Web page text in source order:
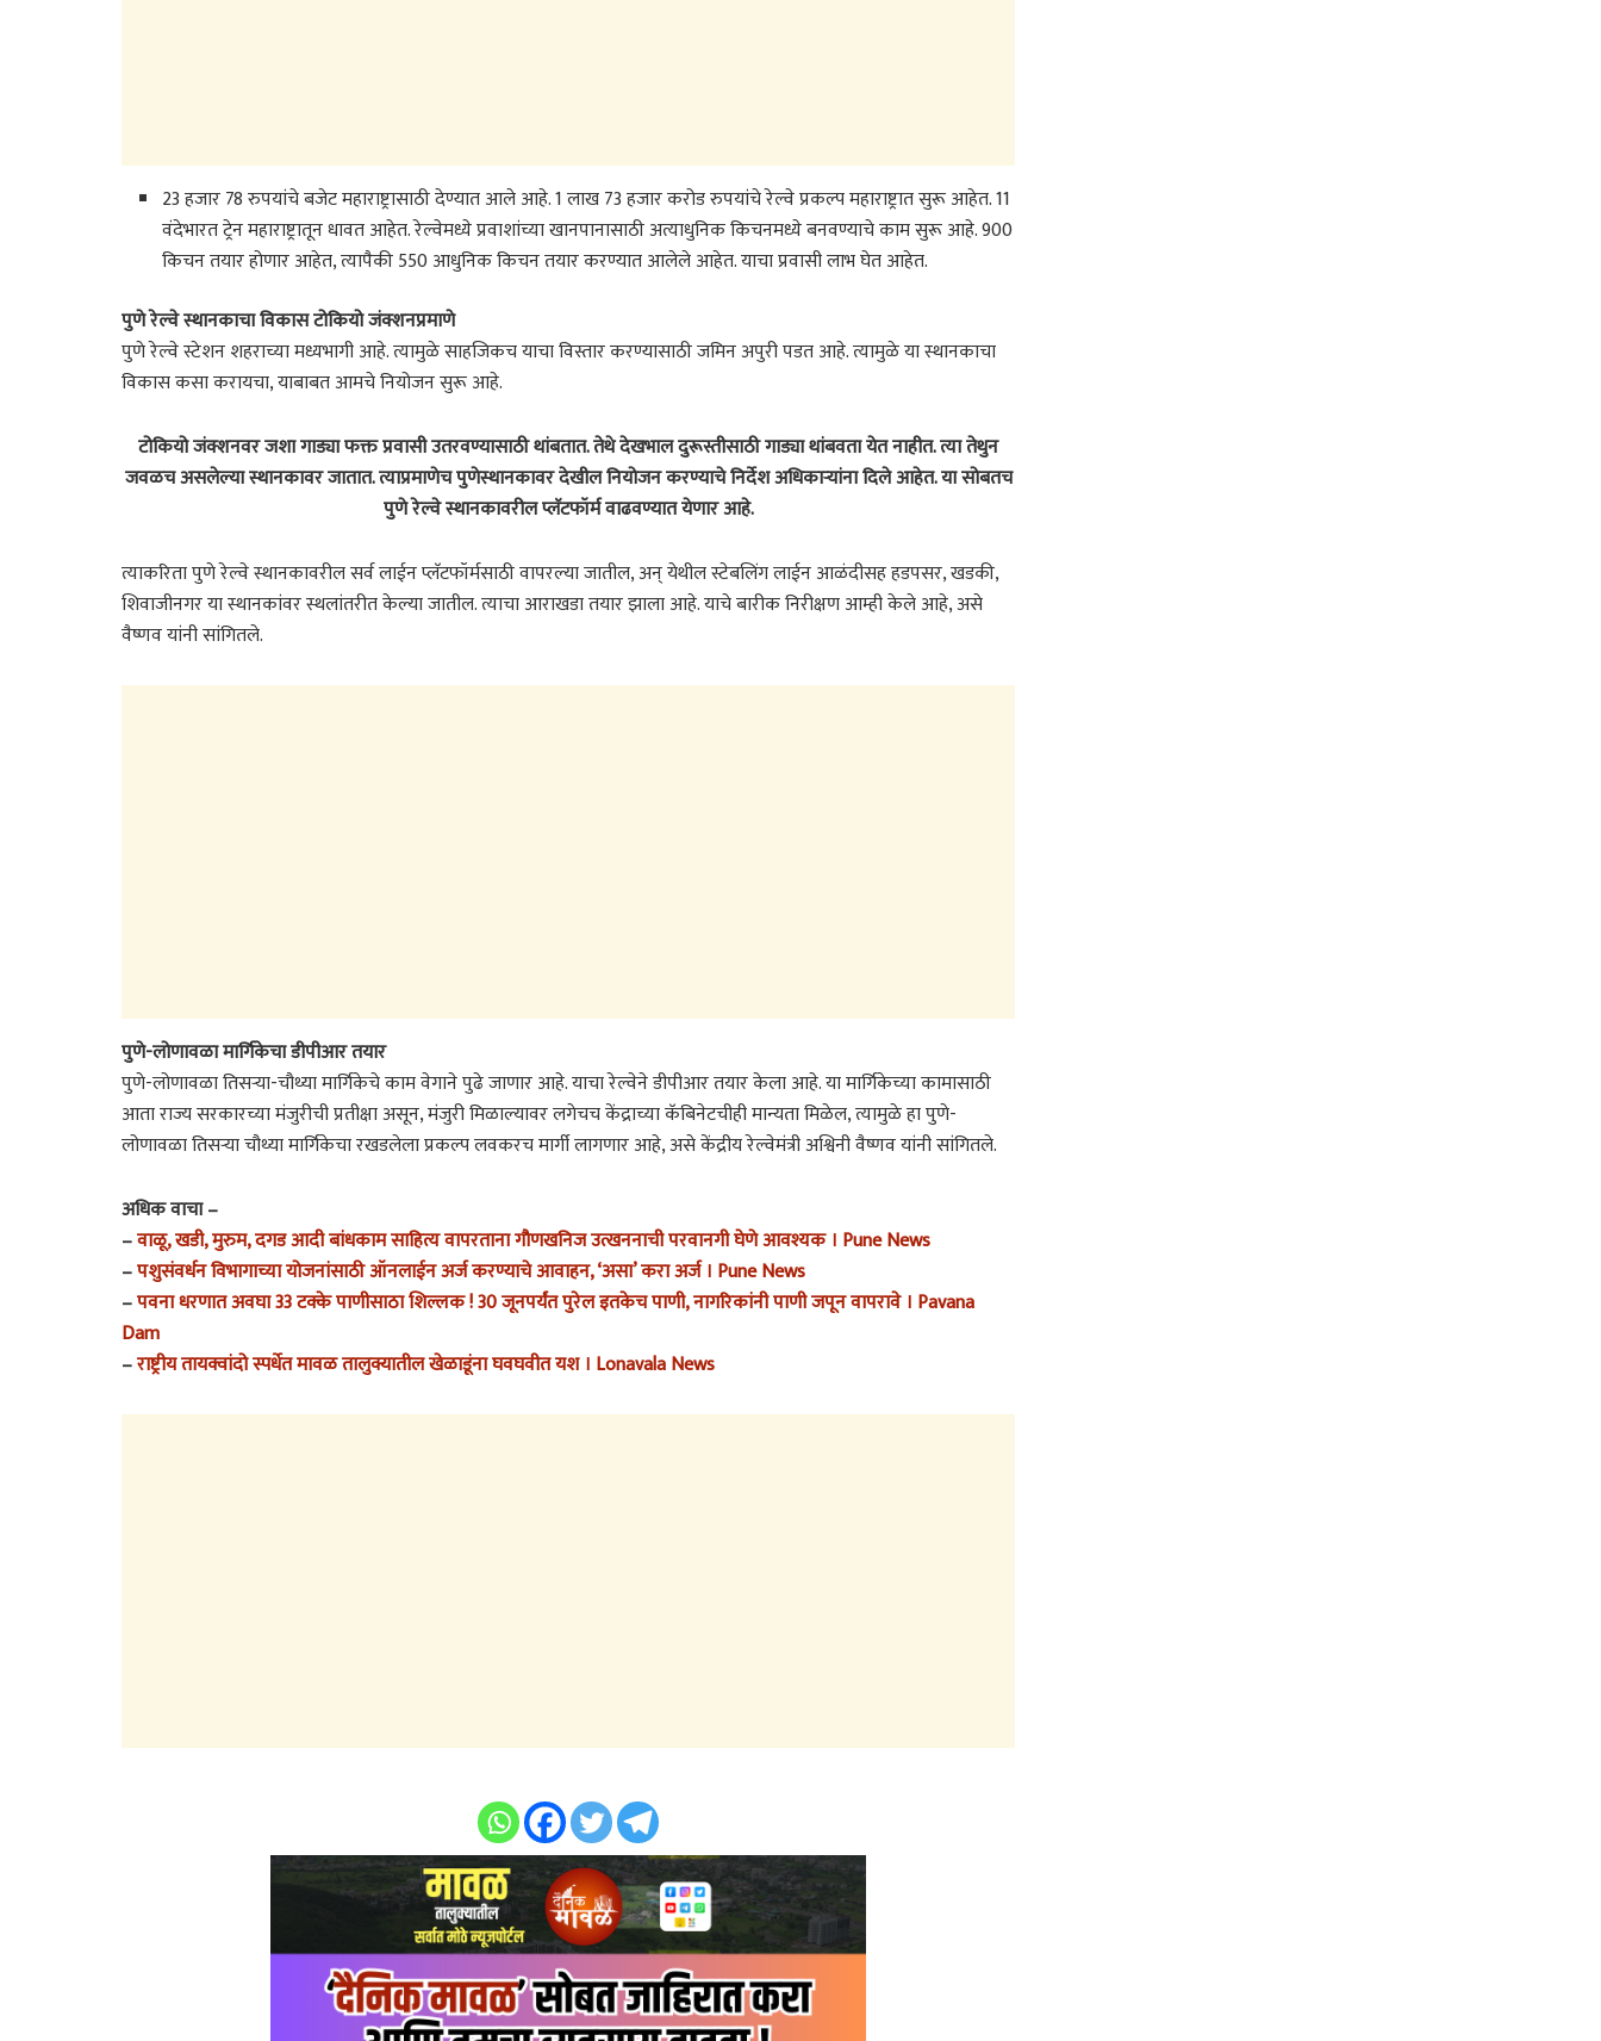
23 हजार 78 रुपयांचे बजेट महाराष्ट्रासाठी देण्यात आले आहे. 1 लाख 73 हजार करोड रुपयांचे रेल्वे प्रकल्प महाराष्ट्रात सुरू आहेत. 11
वंदेभारत ट्रेन महाराष्ट्रातून धावत आहेत. रेल्वेमध्ये प्रवाशांच्या खानपानासाठी अत्याधुनिक किचनमध्ये बनवण्याचे काम सुरू आहे. 900
किचन तयार होणार आहेत, त्यापैकी 550 आधुनिक किचन तयार करण्यात आलेले आहेत. याचा प्रवासी लाभ घेत आहेत.
पुणे रेल्वे स्थानकाचा विकास टोकियो जंक्शनप्रमाणे
पुणे रेल्वे स्टेशन शहराच्या मध्यभागी आहे. त्यामुळे साहजिकच याचा विस्तार करण्यासाठी जमिन अपुरी पडत आहे. त्यामुळे या स्थानकाचा
विकास कसा करायचा, याबाबत आमचे नियोजन सुरू आहे.
टोकियो जंक्शनवर जशा गाड्या फक्त प्रवासी उतरवण्यासाठी थांबतात. तेथे देखभाल दुरूस्तीसाठी गाड्या थांबवता येत नाहीत. त्या तेथुन
जवळच असलेल्या स्थानकावर जातात. त्याप्रमाणेच पुणेस्थानकावर देखील नियोजन करण्याचे निर्देश अधिकार्‍यांना दिले आहेत. या सोबतच
पुणे रेल्वे स्थानकावरील प्लॅटफॉर्म वाढवण्यात येणार आहे.
त्याकरिता पुणे रेल्वे स्थानकावरील सर्व लाईन प्लॅटफॉर्मसाठी वापरल्या जातील, अन् येथील स्टेबलिंग लाईन आळंदीसह हडपसर, खडकी,
शिवाजीनगर या स्थानकांवर स्थलांतरीत केल्या जातील. त्याचा आराखडा तयार झाला आहे. याचे बारीक निरीक्षण आम्ही केले आहे, असे
वैष्णव यांनी सांगितले.
पुणे-लोणावळा मार्गिकेचा डीपीआर तयार
पुणे-लोणावळा तिसर्‍या-चौथ्या मार्गिकेचे काम वेगाने पुढे जाणार आहे. याचा रेल्वेने डीपीआर तयार केला आहे. या मार्गिकेच्या कामासाठी
आता राज्य सरकारच्या मंजुरीची प्रतीक्षा असून, मंजुरी मिळाल्यावर लगेचच केंद्राच्या कॅबिनेटचीही मान्यता मिळेल, त्यामुळे हा पुणे-
लोणावळा तिसर्‍या चौथ्या मार्गिकेचा रखडलेला प्रकल्प लवकरच मार्गी लागणार आहे, असे केंद्रीय रेल्वेमंत्री अश्विनी वैष्णव यांनी सांगितले.
अधिक वाचा –
–वाळू, खडी, मुरुम, दगड आदी बांधकाम साहित्य वापरताना गौणखनिज उत्खननाची परवानगी घेणे आवश्यक । Pune News
–पशुसंवर्धन विभागाच्या योजनांसाठी ऑनलाईन अर्ज करण्याचे आवाहन, ‘असा’ करा अर्ज । Pune News
–पवना धरणात अवघा 33 टक्के पाणीसाठा शिल्लक ! 30 जूनपर्यंत पुरेल इतकेच पाणी, नागरिकांनी पाणी जपून वापरावे । Pavana
Dam
–राष्ट्रीय तायक्वांदो स्पर्धेत मावळ तालुक्यातील खेळाडूंना घवघवीत यश । Lonavala News